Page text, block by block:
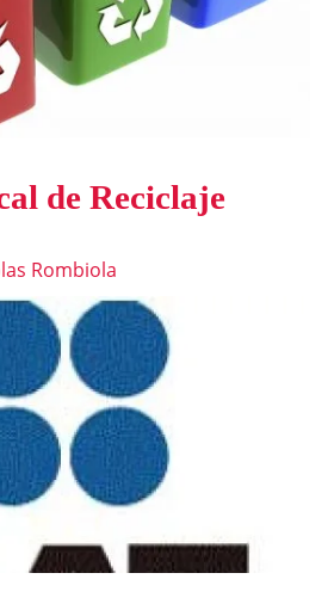
de Reciclaje
Rombiola